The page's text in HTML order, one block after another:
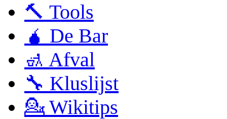
🔨 Tools
🧉 De Bar
🚮 Afval
🔧 Kluslijst
💁 Wikitips